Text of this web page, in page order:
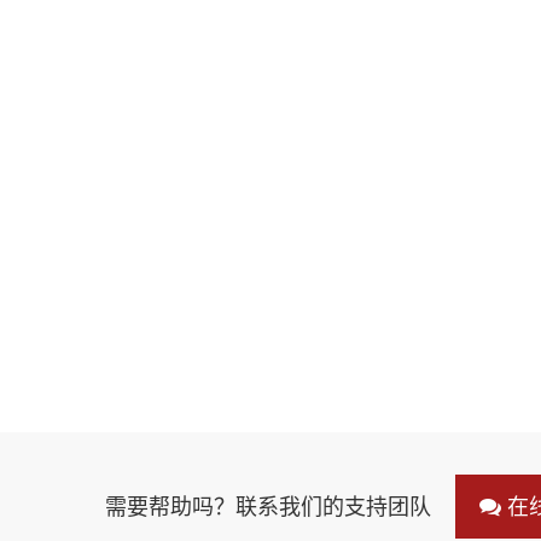
需要帮助吗？联系我们的支持团队 在